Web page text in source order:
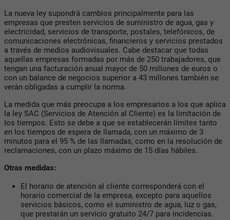
La nueva ley supondrá cambios principalmente para las
empresas que presten servicios de suministro de agua, gas y
electricidad, servicios de transporte, postales, telefónicos, de
comunicaciones electrónicas, financieros y servicios prestados
a través de medios audiovisuales. Cabe destacar que todas
aquellas empresas formadas por más de 250 trabajadores, que
tengan una facturación anual mayor de 50 millones de euros o
con un balance de negocios superior a 43 millones también se
verán obligadas a cumplir la norma.
La medida que más preocupa a los empresarios a los que aplica
la ley SAC (Servicios de Atención al Cliente) es la limitación de
los tiempos. Esto se debe a que se establecerán límites tanto
en los tiempos de espera de llamada, con un máximo de 3
minutos para el 95 % de las llamadas, como en la resolución de
reclamaciones, con un plazo máximo de 15 días hábiles.
Otras medidas:
El horario de atención al cliente corresponderá con el
horario comercial de la empresa, excepto para aquellos
servicios básicos, como el suministro de agua, luz o gas,
que prestarán un servicio gratuito 24/7 para incidencias.